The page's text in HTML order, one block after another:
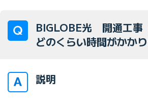
BIGLOBE光 開通工事
どのくらい時間がかか
説明